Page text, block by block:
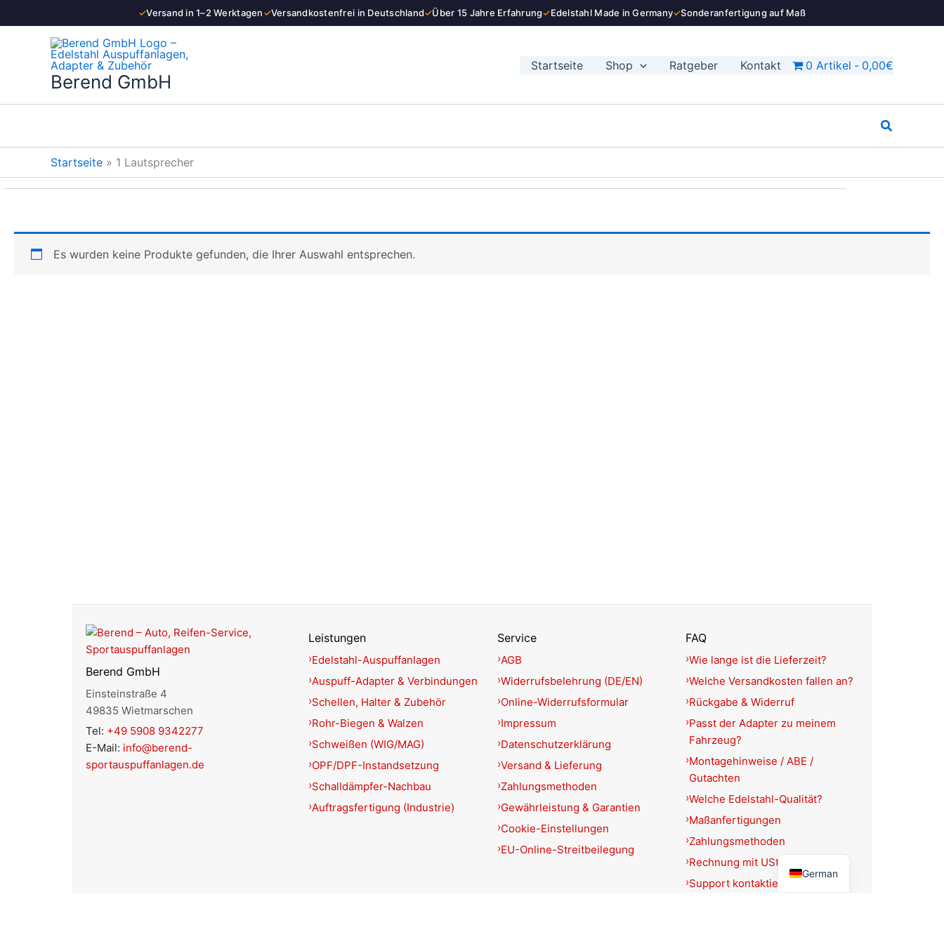
✓Versand in 1–2 Werktagen✓Versandkostenfrei in Deutschland✓Über 15 Jahre Erfahrung✓Edelstahl Made in Germany✓Sonderanfertigung auf Maß
Inhalt
Berend GmbH
Startseite Shop Ratgeber Kontakt 0 Artikel 0,00€
Suchen
Startseite » 1 Lautsprecher
Es wurden keine Produkte gefunden, die Ihrer Auswahl entsprechen.
Berend GmbH
Einsteinstraße 4
49835 Wietmarschen
Tel: +49 5908 9342277
E-Mail: info@berend-
sportauspuffanlagen.de
Leistungen
Edelstahl-Auspuffanlagen
Auspuff-Adapter & Verbindungen
Schellen, Halter & Zubehör
Rohr-Biegen & Walzen
Schweißen (WIG/MAG)
OPF/DPF-Instandsetzung
Schalldämpfer-Nachbau
Auftragsfertigung (Industrie)
Service
AGB
Widerrufsbelehrung (DE/EN)
Online-Widerrufsformular
Impressum
Datenschutzerklärung
Versand & Lieferung
Zahlungsmethoden
Gewährleistung & Garantien
Cookie-Einstellungen
EU-Online-Streitbeilegung
FAQ
Wie lange ist die Lieferzeit?
Welche Versandkosten fallen an?
Rückgabe & Widerruf
Passt der Adapter zu meinem
Fahrzeug?
Montagehinweise / ABE /
Gutachten
Welche Edelstahl-Qualität?
Maßanfertigungen
Zahlungsmethoden
Rechnung mit USt.-Ausweis?
Support kontaktieren
German